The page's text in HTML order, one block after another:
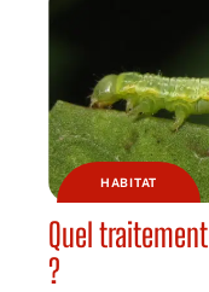
HABITAT
Quel
?